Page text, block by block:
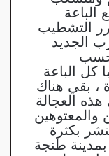
التشطيب
الجديد
حسب
كل الباعة
، بقي هناك
العجالة
بكثرة
بمدينة طنجة